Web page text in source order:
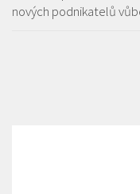
nových podnikatelů